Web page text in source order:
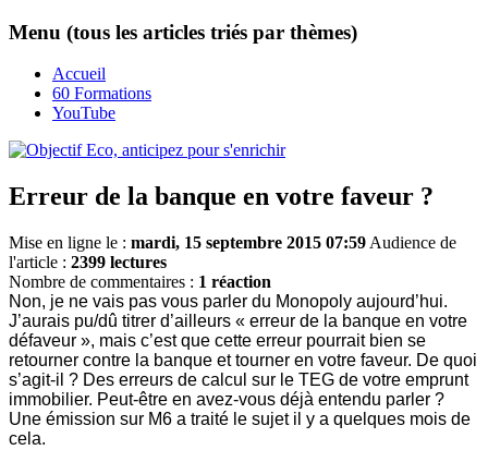
Menu (tous les articles triés par thèmes)
Accueil
60 Formations
YouTube
Erreur de la banque en votre faveur ?
Mise en ligne le : mardi, 15 septembre 2015 07:59 Audience de
l'article : 2399 lectures
Nombre de commentaires : 1 réaction
Non, je ne vais pas vous parler du Monopoly aujourd’hui.
J’aurais pu/dû titrer d’ailleurs « erreur de la banque en votre
défaveur », mais c’est que cette erreur pourrait bien se
retourner contre la banque et tourner en votre faveur. De quoi
s’agit-il ? Des erreurs de calcul sur le TEG de votre emprunt
immobilier. Peut-être en avez-vous déjà entendu parler ?
Une émission sur M6 a traité le sujet il y a quelques mois de
cela.